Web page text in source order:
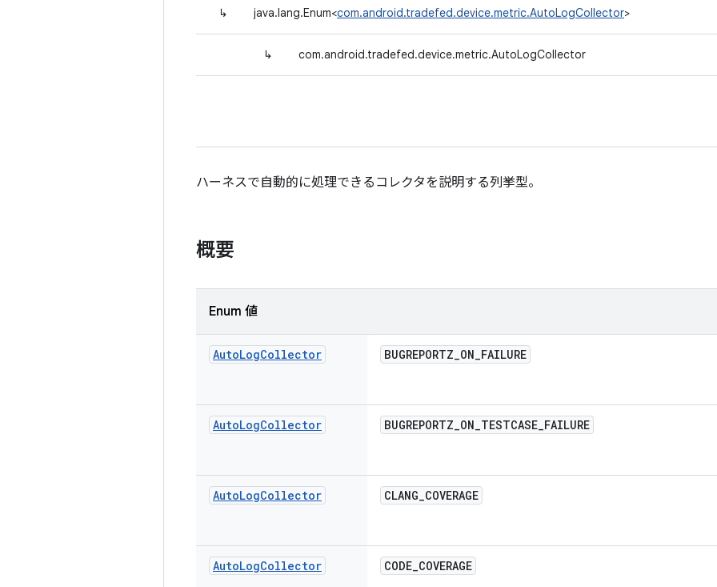
↳ java.lang.Enum<com.android.tradefed.device.metric.AutoLogCollector>
↳ com.android.tradefed.device.metric.AutoLogCollector
ハーネスで自動的に処理できるコレクタを説明する列挙型。
概要
Enum 値
AutoLogCollector BUGREPORTZ_ON_FAILURE
AutoLogCollector BUGREPORTZ_ON_TESTCASE_FAILURE
AutoLogCollector CLANG_COVERAGE
AutoLogCollector CODE_COVERAGE